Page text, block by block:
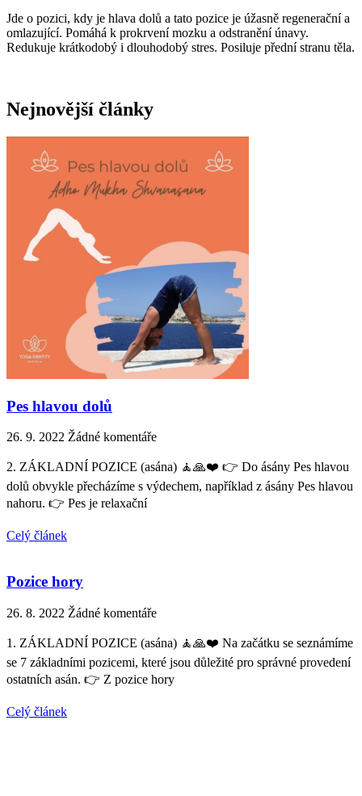
Jde o pozici, kdy je hlava dolů a tato pozice je úžasně regenerační a
omlazující. Pomáhá k prokrvení mozku a odstranění únavy.
Redukuje krátkodobý i dlouhodobý stres. Posiluje přední stranu těla.
Nejnovější články
Pes hlavou dolů
26. 9. 2022 Žádné komentáře
2. ZÁKLADNÍ POZICE (asána) 🧘🙏❤️ 👉 Do ásány Pes hlavou
dolů obvykle přecházíme s výdechem, například z ásány Pes hlavou
nahoru. 👉 Pes je relaxační
Celý článek
Pozice hory
26. 8. 2022 Žádné komentáře
1. ZÁKLADNÍ POZICE (asána) 🧘🙏❤️ Na začátku se seznámíme
se 7 základními pozicemi, které jsou důležité pro správné provedení
ostatních asán. 👉 Z pozice hory
Celý článek